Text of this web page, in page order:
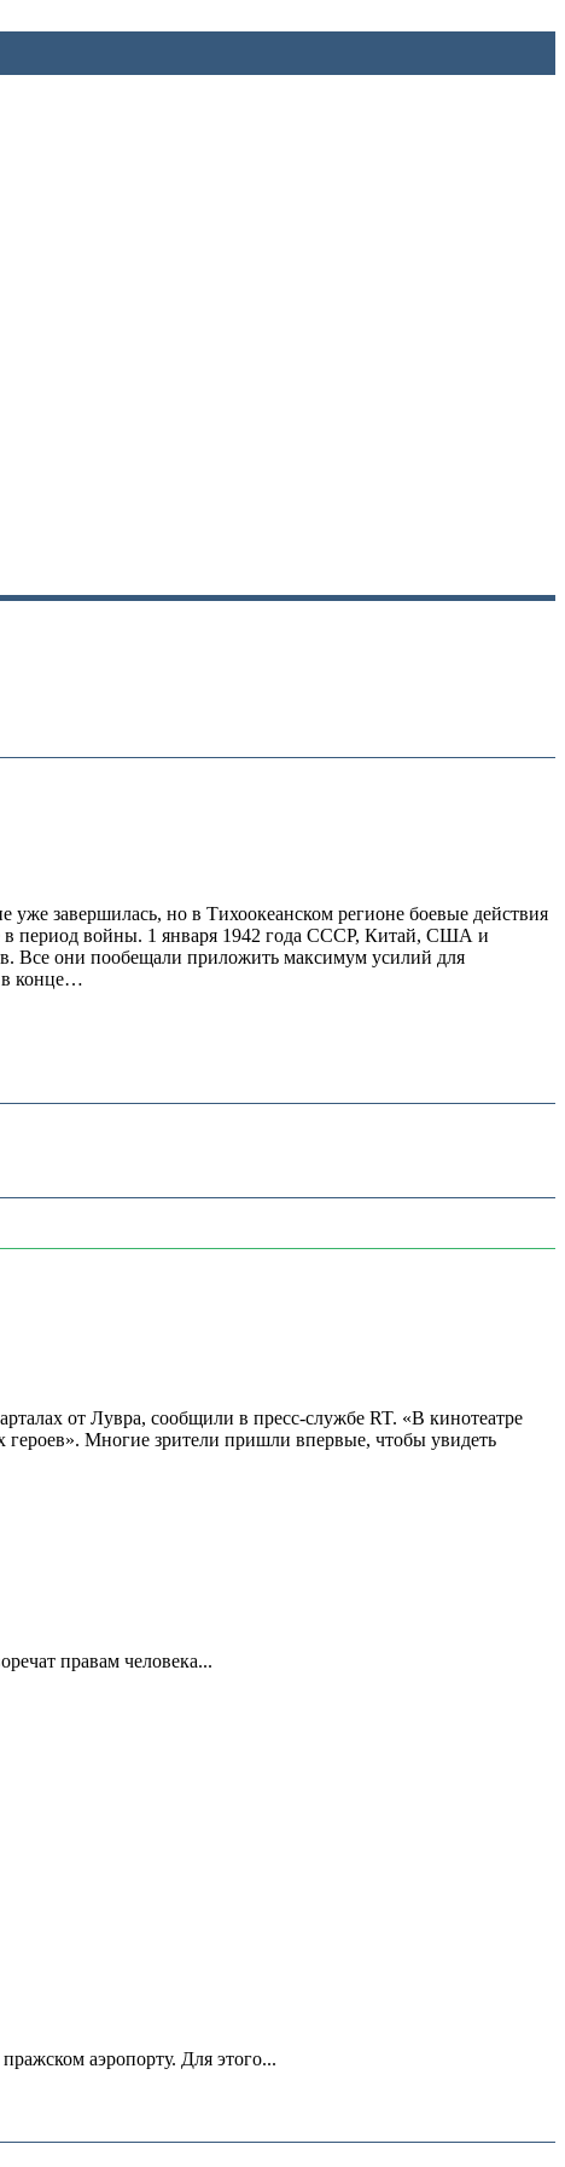
завершилась, но в Тихоокеанском регионе боевые действия
в период войны. 1 января 1942 года СССР, Китай, США и
Все они пообещали приложить максимум усилий для
конце…
от Лувра, сообщили в пресс-службе RT. «В кинотеатре
героев». Многие зрители пришли впервые, чтобы увидеть
правам человека...
аэропорту. Для этого...